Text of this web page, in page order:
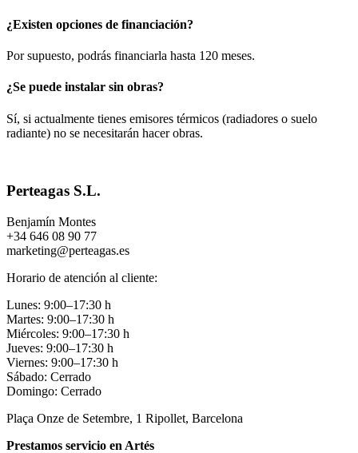
¿Existen opciones de financiación?
Por supuesto, podrás financiarla hasta 120 meses.
¿Se puede instalar sin obras?
Sí, si actualmente tienes emisores térmicos (radiadores o suelo
radiante) no se necesitarán hacer obras.
Perteagas S.L.
Benjamín Montes
+34 646 08 90 77
marketing@perteagas.es
Horario de atención al cliente:
Lunes: 9:00–17:30 h
Martes: 9:00–17:30 h
Miércoles: 9:00–17:30 h
Jueves: 9:00–17:30 h
Viernes: 9:00–17:30 h
Sábado: Cerrado
Domingo: Cerrado
Plaça Onze de Setembre, 1 Ripollet, Barcelona
Prestamos servicio en Artés